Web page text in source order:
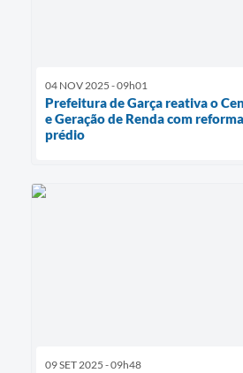
04 NOV 2025 - 09h01
Prefeitura de Garça reativa o
e Geração de Renda com
prédio
09 SET 2025 - 09h48